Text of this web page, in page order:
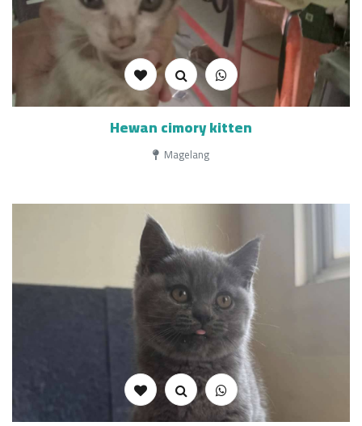
Hewan cimory kitten
Magelang